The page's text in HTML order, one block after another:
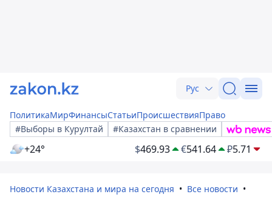
Рус
ПолитикаМирФинансыСтатьиПроисшествияПраво
#Выборы в Курултай
#Казахстан в сравнении
+24° $469.93 €541.64 ₽5.71
Новости Казахстана и мира на сегодня
Все новости